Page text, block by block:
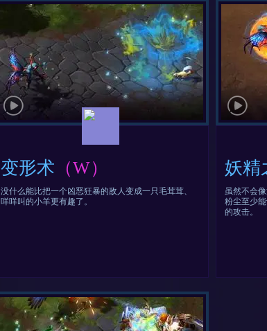
变形术 （W）
没什么能比把一个凶恶狂暴的敌人变成一只毛茸茸、
咩咩叫的小羊更有趣了。
妖精
虽然不会
粉尘至少
的攻击。